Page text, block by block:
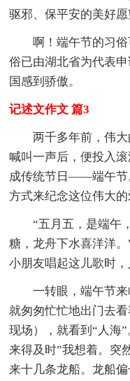
驱邪、保平安的美好愿
啊！端午节的习俗
俗已由湖北省为代表
国感到骄傲。
记述文作文 篇3
两千多年前，伟大
喊叫一声后，便投入
成传统节日——端午节
方式来纪念这位伟大的
“五月五，是端午，
糖，龙舟下水喜洋洋
小朋友唱起这儿歌时
一转眼，端午节来
就匆匆忙忙地出门去
现场），就看到“人海
来得及时”我想着。突
来十几条龙船。龙船